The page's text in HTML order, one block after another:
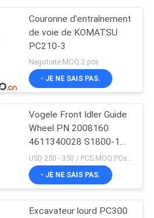
Couronne d'entraînement
de voie de KOMATSU
PC210-3
Negotiate MOQ:2 pcs
- JE NE SAIS PAS.
Vogele Front Idler Guide
Wheel PN 2008160
4611340028 S1800-1
superbes
USD 250 - 350 / PCS MOQ:PCs 1
- JE NE SAIS PAS.
Excavateur lourd PC300